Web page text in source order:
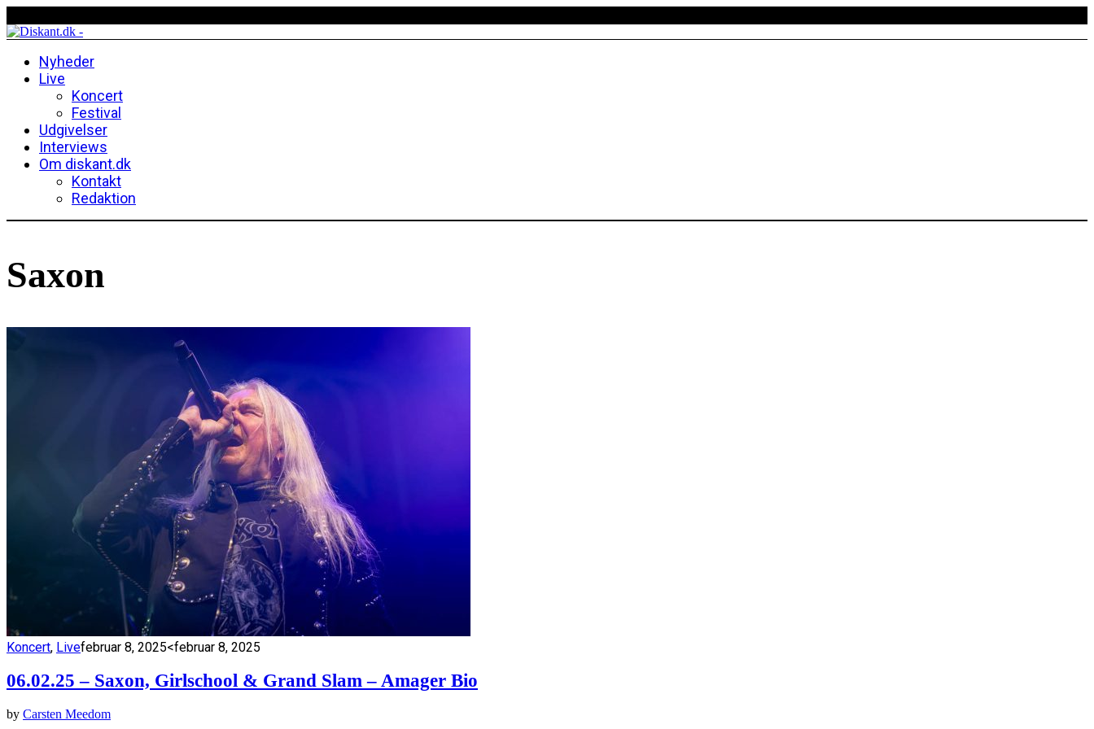
Nyheder
Live
Koncert
Festival
Udgivelser
Interviews
Om diskant.dk
Kontakt
Redaktion
Saxon
Koncert, Livefebruar 8, 2025<februar 8, 2025
06.02.25 – Saxon, Girlschool & Grand Slam – Amager Bio
by Carsten Meedom